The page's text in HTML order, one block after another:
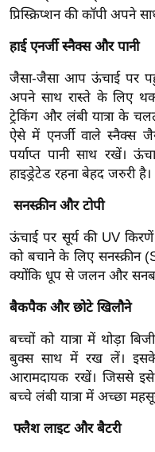
न्यू
ब्री
फ
म
नो
रं
ज
न
ज
त
बॉ
वु
ड
हॉ
ली
वु
ड
प्रिस्क्रिप्शन की कॉपी अपने
हाई एनर्जी स्नैक्स और पानी
जैसा-जैसा आप ऊंचाई पर
अपने साथ रास्ते के लिए
ट्रेकिंग और लंबी यात्रा के
ऐसे में एनर्जी वाले स्नैक्स
पर्याप्त पानी साथ रखें।
हाइड्रेटेड रहना बेहद जरुरी है।
सनस्क्रीन और टोपी
ऊंचाई पर सूर्य की UV
को बचाने के लिए सनस्क्रीन
क्योंकि धूप से जलन और
बैकपैक और छोटे खिलौने
बच्चों को यात्रा में थोड़ा
बुक्स साथ में रख लें।
आरामदायक रखें। जिससे
बच्चे लंबी यात्रा में अच्छा
फ्लैश लाइट और बैटरी